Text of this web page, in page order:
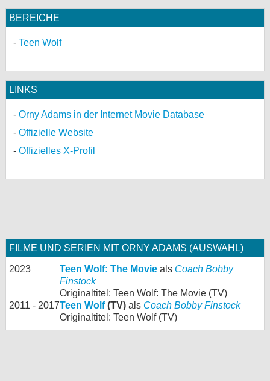
BEREICHE
Teen Wolf
LINKS
Orny Adams in der Internet Movie Database
Offizielle Website
Offizielles X-Profil
FILME UND SERIEN MIT ORNY ADAMS (AUSWAHL)
2023 Teen Wolf: The Movie als Coach Bobby
Finstock
Originaltitel: Teen Wolf: The Movie (TV)
2011 - 2017Teen Wolf(TV) als Coach Bobby Finstock
Originaltitel: Teen Wolf (TV)